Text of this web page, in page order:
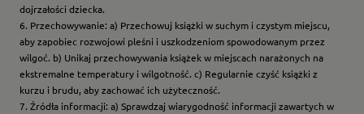
dojrzałości dziecka.
6. Przechowywanie: a) Przechowuj książki w suchym i czystym miejscu,
aby zapobiec rozwojowi pleśni i uszkodzeniom spowodowanym przez
wilgoć. b) Unikaj przechowywania książek w miejscach narażonych na
ekstremalne temperatury i wilgotność. c) Regularnie czyść książki z
kurzu i brudu, aby zachować ich użyteczność.
7. Źródła informacji: a) Sprawdzaj wiarygodność informacji zawartych w